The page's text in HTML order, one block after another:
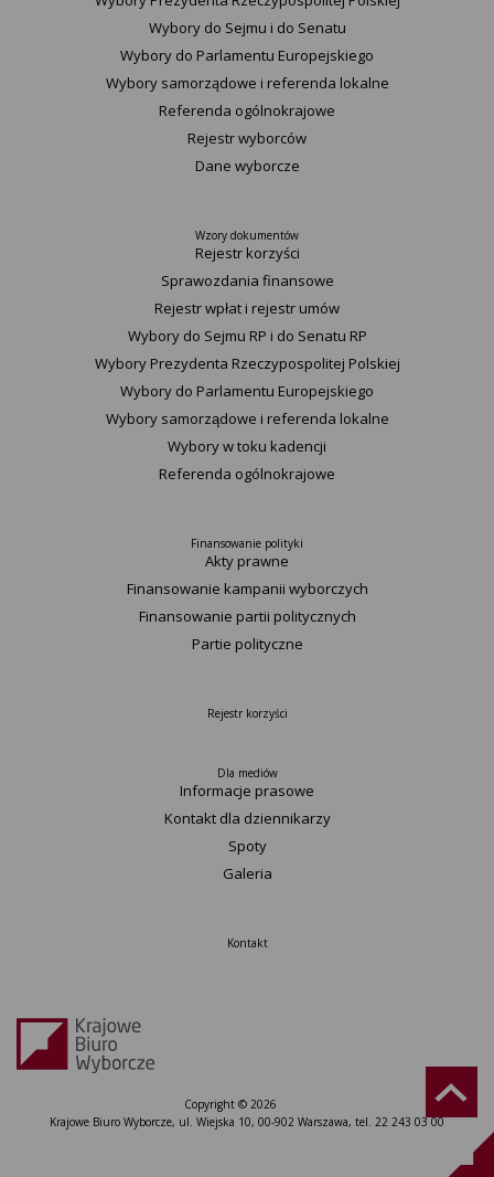
Wybory do Sejmu i do Senatu
Wybory do Parlamentu Europejskiego
Wybory samorządowe i referenda lokalne
Referenda ogólnokrajowe
Rejestr wyborców
Dane wyborcze
Wzory dokumentów
Rejestr korzyści
Sprawozdania finansowe
Rejestr wpłat i rejestr umów
Wybory do Sejmu RP i do Senatu RP
Wybory Prezydenta Rzeczypospolitej Polskiej
Wybory do Parlamentu Europejskiego
Wybory samorządowe i referenda lokalne
Wybory w toku kadencji
Referenda ogólnokrajowe
Finansowanie polityki
Akty prawne
Finansowanie kampanii wyborczych
Finansowanie partii politycznych
Partie polityczne
Rejestr korzyści
Dla mediów
Informacje prasowe
Kontakt dla dziennikarzy
Spoty
Galeria
Kontakt
Copyright © 2026
Krajowe Biuro Wyborcze, ul. Wiejska 10, 00-902 Warszawa, tel. 22 243 03 00